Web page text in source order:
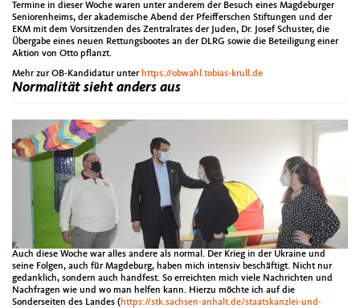
Termine in dieser Woche waren unter anderem der Besuch eines Magdeburger
Seniorenheims, der akademische Abend der Pfeifferschen Stiftungen und der
EKM mit dem Vorsitzenden des Zentralrates der Juden, Dr. Josef Schuster, die
Übergabe eines neuen Rettungsbootes an der DLRG sowie die Beteiligung einer
Aktion von Otto pflanzt.
Mehr zur OB-Kandidatur unter https://obwahl.tobias-krull.de
Normalität sieht anders aus
Auch diese Woche war alles andere als normal. Der Krieg in der Ukraine und
seine Folgen, auch für Magdeburg, haben mich intensiv beschäftigt. Nicht nur
gedanklich, sondern auch handfest. So erreichten mich viele Nachrichten und
Nachfragen wie und wo man helfen kann. Hierzu möchte ich auf die
Sonderseiten des Landes ( https://stk.sachsen-anhalt.de/staatskanzlei-und-